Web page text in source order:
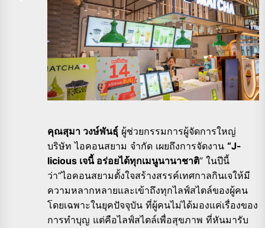
คุณสุมา วงษ์พันธุ์ ผู้ช่วยกรรมการผู้จัดการใหญ่
บริษัท ไอคอนสยาม จำกัด เผยถึงการจัดงาน “J-
licious เจนี้ อร่อยได้ทุกเมนูนานาชาติ” ในปีนี้
ว่า“ไอคอนสยามตั้งใจสร้างสรรค์เทศกาลกินเจให้มี
ความหลากหลายและเข้าถึงทุกไลฟ์สไตล์ของผู้คน
โดยเฉพาะในยุคปัจจุบัน ที่ผู้คนไม่ได้มองแค่เรื่องของ
การทำบุญ แต่คือไลฟ์สไตล์เพื่อสุขภาพ ที่หันมารับ